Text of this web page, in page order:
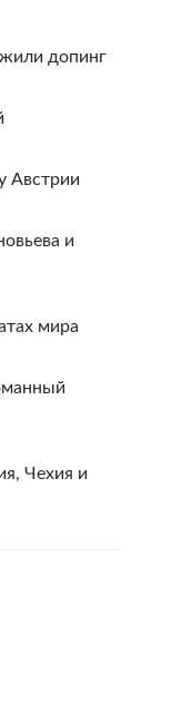
допинг
Австрии
и
мира
Чехия и